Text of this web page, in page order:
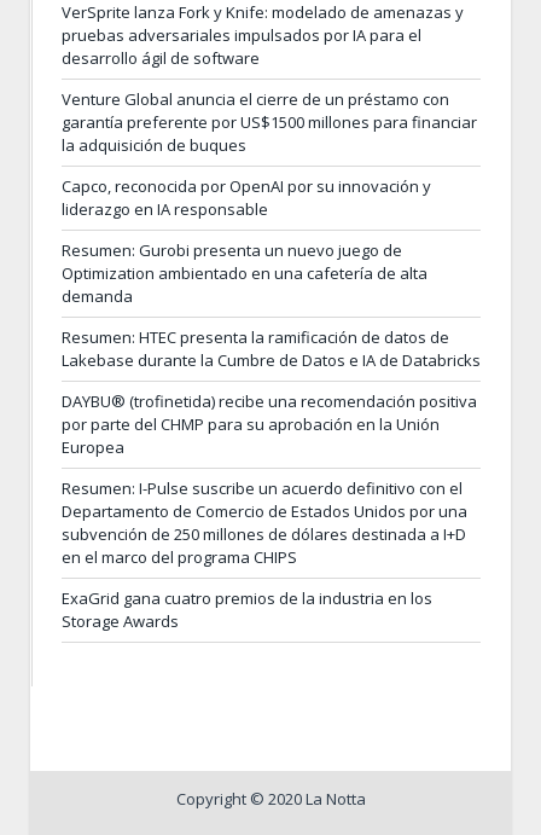
VerSprite lanza Fork y Knife: modelado de amenazas y
pruebas adversariales impulsados por IA para el
desarrollo ágil de software
Venture Global anuncia el cierre de un préstamo con
garantía preferente por US$1500 millones para financiar
la adquisición de buques
Capco, reconocida por OpenAI por su innovación y
liderazgo en IA responsable
Resumen: Gurobi presenta un nuevo juego de
Optimization ambientado en una cafetería de alta
demanda
Resumen: HTEC presenta la ramificación de datos de
Lakebase durante la Cumbre de Datos e IA de Databricks
DAYBU® (trofinetida) recibe una recomendación positiva
por parte del CHMP para su aprobación en la Unión
Europea
Resumen: I-Pulse suscribe un acuerdo definitivo con el
Departamento de Comercio de Estados Unidos por una
subvención de 250 millones de dólares destinada a I+D
en el marco del programa CHIPS
ExaGrid gana cuatro premios de la industria en los
Storage Awards
Copyright © 2020 La Notta